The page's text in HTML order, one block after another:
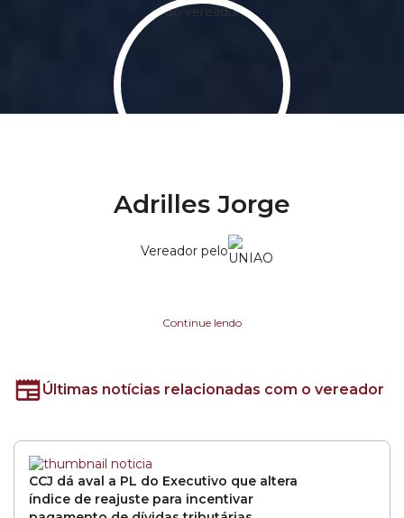
Adrilles Jorge
Vereador pelo
Continue lendo
Últimas notícias relacionadas com o vereador
CCJ dá aval a PL do Executivo que altera
índice de reajuste para incentivar